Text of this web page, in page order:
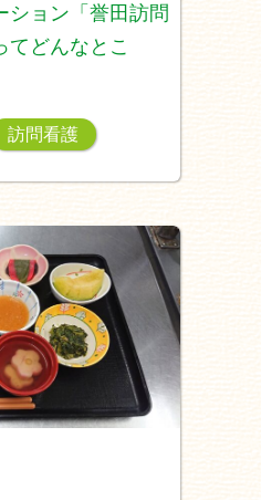
ション「誉田訪問
てどんなとこ
訪問看護